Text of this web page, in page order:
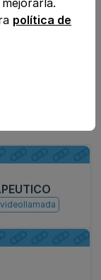
política de